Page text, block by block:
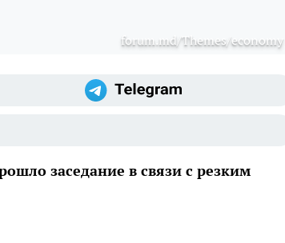
forum.md/Themes/economy
заседание в связи с резким